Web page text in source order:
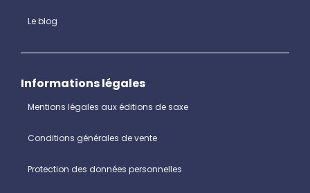
Le blog
Informations légales
Mentions légales aux éditions de saxe
Conditions générales de vente
Protection des données personnelles